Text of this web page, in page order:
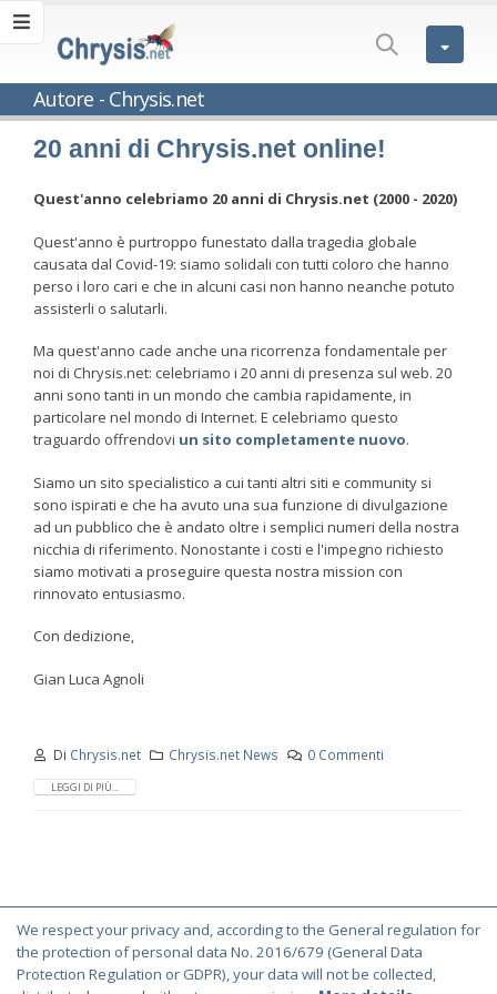
We respect your privacy and, according to the General regulation for
the protection of personal data No. 2016/679 (General Data
Protection Regulation or GDPR), your data will not be collected,
Autore - Chrysis.net
20 anni di Chrysis.net online!
Quest'anno celebriamo 20 anni di Chrysis.net (2000 - 2020)
Quest'anno è purtroppo funestato dalla tragedia globale
causata dal Covid-19: siamo solidali con tutti coloro che hanno
perso i loro cari e che in alcuni casi non hanno neanche potuto
assisterli o salutarli.
Ma quest'anno cade anche una ricorrenza fondamentale per
noi di Chrysis.net: celebriamo i 20 anni di presenza sul web. 20
anni sono tanti in un mondo che cambia rapidamente, in
particolare nel mondo di Internet. E celebriamo questo
traguardo offrendovi un sito completamente nuovo.
Siamo un sito specialistico a cui tanti altri siti e community si
sono ispirati e che ha avuto una sua funzione di divulgazione
ad un pubblico che è andato oltre i semplici numeri della nostra
nicchia di riferimento. Nonostante i costi e l'impegno richiesto
siamo motivati a proseguire questa nostra mission con
rinnovato entusiasmo.
Con dedizione,
Gian Luca Agnoli
Di Chrysis.net Chrysis.net News 0 Commenti
LEGGI DI PIÙ...
© Copyright 2000-2026 Chrysis.net. All Rights Reserved.
Terms and Conditions |Privacy Policy